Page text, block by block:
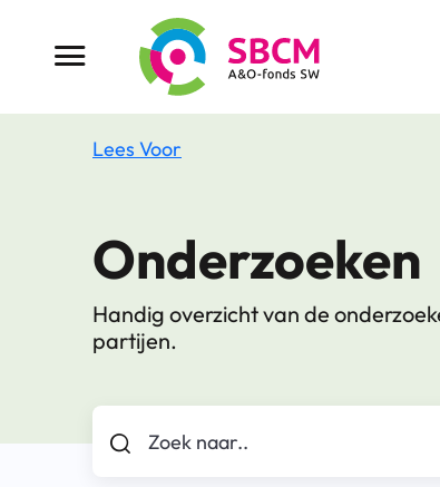
Menu button
Lees Voor
Onderzoeken
Handig overzicht van de
partijen.
Zoek naar..